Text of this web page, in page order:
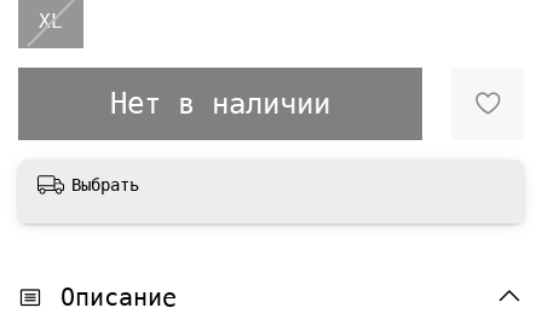
Нет в наличии
XL
Выбрать
Описание